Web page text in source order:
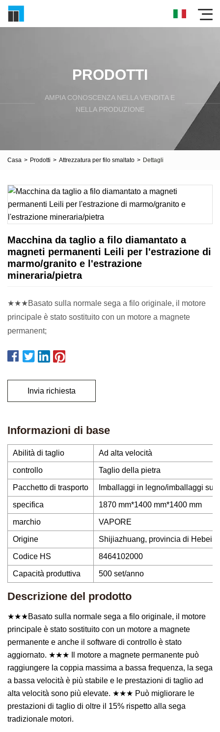
PRODOTTI
AMPIA CONOSCENZA NELLA VENDITA E
NELLA PRODUZIONE
Casa > Prodotti > Attrezzatura per filo smaltato > Dettagli
Macchina da taglio a filo diamantato a
magneti permanenti Leili per l'estrazione di
marmo/granito e l'estrazione
mineraria/pietra
★★★Basato sulla normale sega a filo originale, il motore
principale è stato sostituito con un motore a magnete
permanent;
Invia richiesta
Informazioni di base
Abilità di taglio Ad alta velocità
controllo Taglio della pietra
Pacchetto di trasporto Imballaggi in legno/imballaggi su
specifica 1870 mm*1400 mm*1400 mm
marchio VAPORE
Origine Shijiazhuang, provincia di Hebei,
Codice HS 8464102000
Capacità produttiva 500 set/anno
Descrizione del prodotto
★★★Basato sulla normale sega a filo originale, il motore
principale è stato sostituito con un motore a magnete
permanente e anche il software di controllo è stato
aggiornato. ★★★ Il motore a magnete permanente può
raggiungere la coppia massima a bassa frequenza, la sega
a bassa velocità è più stabile e le prestazioni di taglio ad
alta velocità sono più elevate. ★★★ Può migliorare le
prestazioni di taglio di oltre il 15% rispetto alla sega
tradizionale motori.